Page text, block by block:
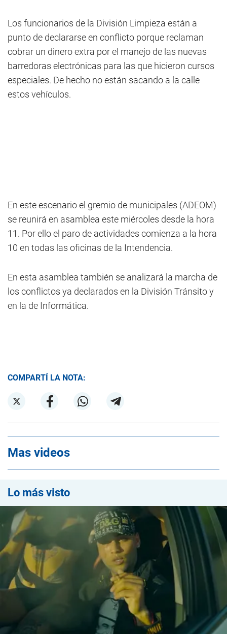
Los funcionarios de la División Limpieza están a
punto de declararse en conflicto porque reclaman
cobrar un dinero extra por el manejo de las nuevas
barredoras electrónicas para las que hicieron cursos
especiales. De hecho no están sacando a la calle
estos vehículos.
En este escenario el gremio de municipales (ADEOM)
se reunirá en asamblea este miércoles desde la hora
11. Por ello el paro de actividades comienza a la hora
10 en todas las oficinas de la Intendencia.
En esta asamblea también se analizará la marcha de
los conflictos ya declarados en la División Tránsito y
en la de Informática.
COMPARTÍ LA NOTA:
Mas videos
Lo más visto